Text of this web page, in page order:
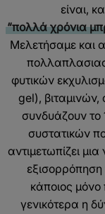
είναι,
“πολλά χρόνια
Μελετήσαμε και
φυτικών
gel),
συνδυάζουν το
συστατικών
αντιμετωπίζει
εξισορρόπηση
κάποιος
γενικότερα η